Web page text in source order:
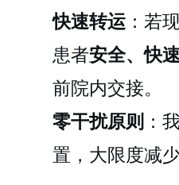
快速转运 ：若
患者安全、快
前院内交接。
零干扰原则 ：
置，大限度减